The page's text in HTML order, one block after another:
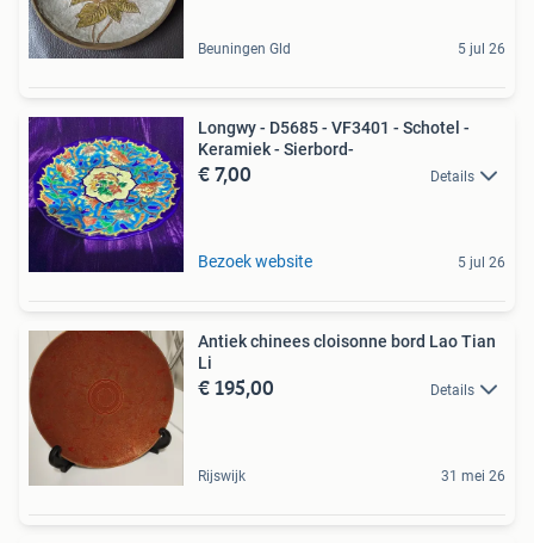
Beuningen Gld 5 jul 26
Longwy - D5685 - VF3401 - Schotel -
Keramiek - Sierbord-
€ 7,00 Details
Bezoek website 5 jul 26
Antiek chinees cloisonne bord Lao Tian
Li
€ 195,00 Details
Rijswijk 31 mei 26